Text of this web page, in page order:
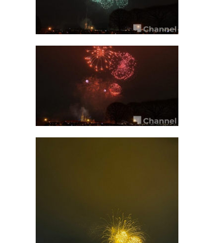
Фото: 47channel
Поделиться статьей: